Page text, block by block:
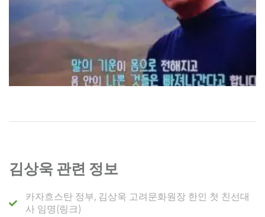
김상욱 관련 정보
카자흐스탄 정부, 김상욱 고려문화원장 한인 첫 친선대
사 임명(링크)